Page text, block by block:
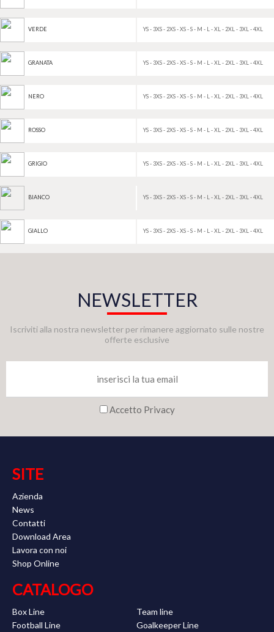
VERDE YS - 3XS - 2XS - XS - S - M - L - XL - 2XL - 3XL - 4XL
GRANATA YS - 3XS - 2XS - XS - S - M - L - XL - 2XL - 3XL - 4XL
NERO YS - 3XS - 2XS - XS - S - M - L - XL - 2XL - 3XL - 4XL
ROSSO YS - 3XS - 2XS - XS - S - M - L - XL - 2XL - 3XL - 4XL
GRIGIO YS - 3XS - 2XS - XS - S - M - L - XL - 2XL - 3XL - 4XL
BIANCO YS - 3XS - 2XS - XS - S - M - L - XL - 2XL - 3XL - 4XL
GIALLO YS - 3XS - 2XS - XS - S - M - L - XL - 2XL - 3XL - 4XL
NEWSLETTER
Iscriviti alla nostra newsletter per rimanere aggiornato sulle nostre
offerte esclusive
Accetto Privacy
SITE
Azienda
News
Contatti
Download Area
Lavora con noi
Shop Online
CATALOGO
Box Line
Team line
Football Line
Goalkeeper Line